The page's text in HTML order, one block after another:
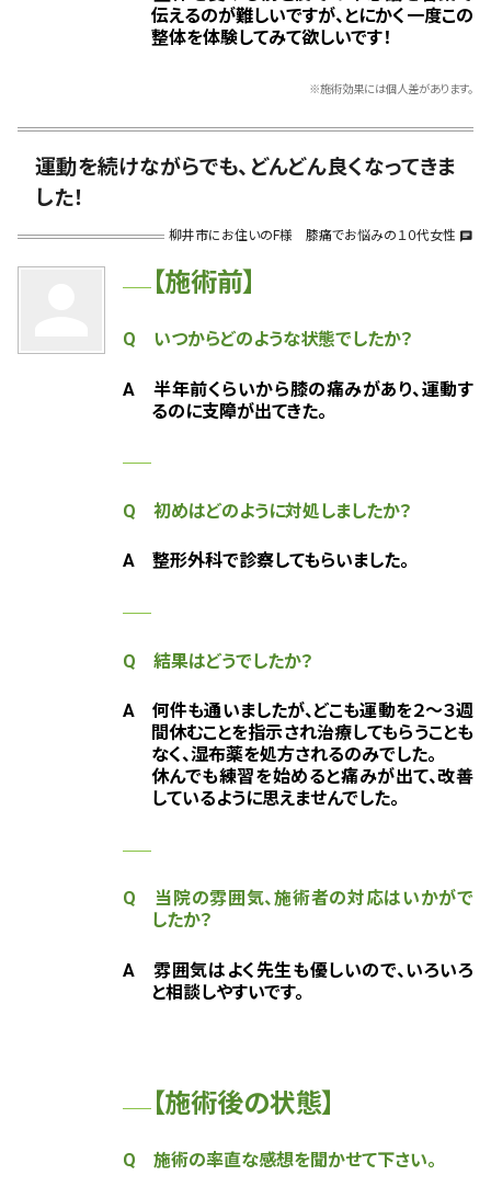
伝えるのが難しいですが、とにかく一度この
整体を体験してみて欲しいです！
※施術効果には個人差があります。
運動を続けながらでも、どんどん良くなってきま
した！
柳井市にお住いのF様 膝痛でお悩みの１０代女性 chat
【施術前】
Q いつからどのような状態でしたか？
A 半年前くらいから膝の痛みがあり、運動す
るのに支障が出てきた。
Q 初めはどのように対処しましたか？
A 整形外科で診察してもらいました。
Q 結果はどうでしたか？
A
何件も通いましたが、どこも運動を２～３週
間休むことを指示され治療してもらうことも
なく、湿布薬を処方されるのみでした。
休んでも練習を始めると痛みが出て、改善
しているように思えませんでした。
Q 当院の雰囲気、施術者の対応はいかがで
したか？
A 雰囲気はよく先生も優しいので、いろいろ
と相談しやすいです。
【施術後の状態】
Q 施術の率直な感想を聞かせて下さい。